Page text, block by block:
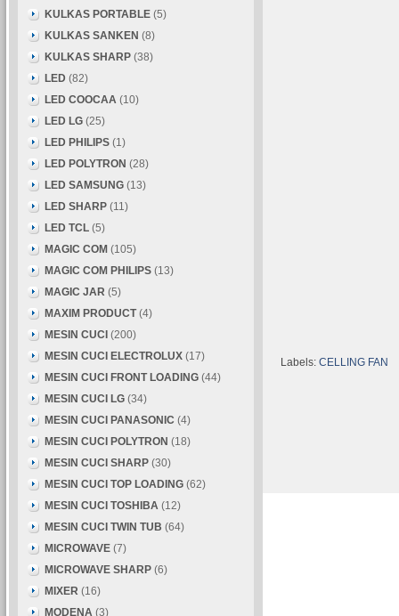
Labels: CELLING FAN
KULKAS PORTABLE (5)
KULKAS SANKEN (8)
KULKAS SHARP (38)
LED (82)
LED COOCAA (10)
LED LG (25)
LED PHILIPS (1)
LED POLYTRON (28)
LED SAMSUNG (13)
LED SHARP (11)
LED TCL (5)
MAGIC COM (105)
MAGIC COM PHILIPS (13)
MAGIC JAR (5)
MAXIM PRODUCT (4)
MESIN CUCI (200)
MESIN CUCI ELECTROLUX (17)
MESIN CUCI FRONT LOADING (44)
MESIN CUCI LG (34)
MESIN CUCI PANASONIC (4)
MESIN CUCI POLYTRON (18)
MESIN CUCI SHARP (30)
MESIN CUCI TOP LOADING (62)
MESIN CUCI TOSHIBA (12)
MESIN CUCI TWIN TUB (64)
MICROWAVE (7)
MICROWAVE SHARP (6)
MIXER (16)
MODENA (3)